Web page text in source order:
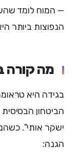
— המוח לומד
הנפוצות ביותר
מה קורה
בגידה היא
הביטחון
ישקר אותי".
הגנה: